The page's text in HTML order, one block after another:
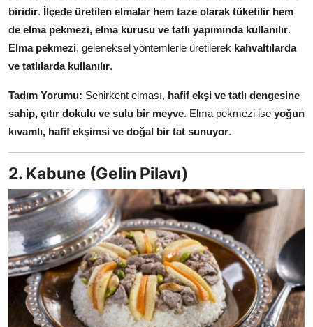
Mutfak Temizliği & Pratik Bilgiler
Anne & Bebek Beslenmesi
Mutfak Sırları & Teknikler
Gıda Sözlüğü & Nedir?
Yemek Tarifleri & Menüler
biridir. İlçede üretilen elmalar hem taze olarak tüketilir hem
de elma pekmezi, elma kurusu ve tatlı yapımında kullanılır.
Elma pekmezi, geleneksel yöntemlerle üretilerek kahvaltılarda
ve tatlılarda kullanılır.
Tadım Yorumu: Senirkent elması, hafif ekşi ve tatlı dengesine
sahip, çıtır dokulu ve sulu bir meyve. Elma pekmezi ise yoğun
kıvamlı, hafif ekşimsi ve doğal bir tat sunuyor.
2. Kabune (Gelin Pilavı)